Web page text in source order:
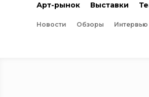
Арт-рынок Выставки
Новости Обзоры Интервью